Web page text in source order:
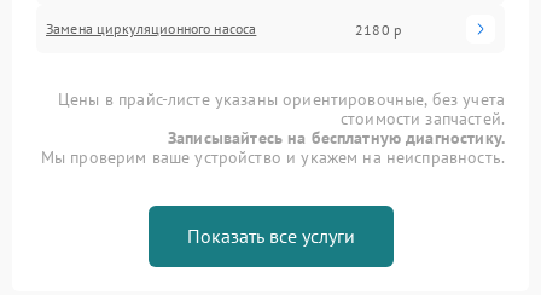
Замена циркуляционного насоса 2180 р
Цены в прайс-листе указаны ориентировочные, без учета
стоимости запчастей.
Записывайтесь на бесплатную диагностику.
Мы проверим ваше устройство и укажем на неисправность.
Показать все услуги